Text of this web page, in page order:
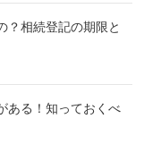
？相続登記の期限と
ある！知っておくべ